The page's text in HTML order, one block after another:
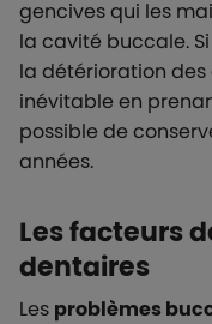
gencives qui les
la cavité buccale.
la détérioration
inévitable en
possible de
années.
Les facteurs
dentaires
Les problèmes